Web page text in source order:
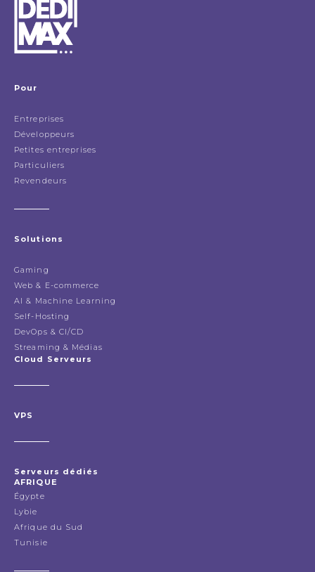
Pour
Entreprises
Développeurs
Petites entreprises
Particuliers
Revendeurs
Solutions
Gaming
Web & E-commerce
AI & Machine Learning
Self-Hosting
DevOps & CI/CD
Streaming & Médias
Cloud Serveurs
VPS
Serveurs dédiés
AFRIQUE
Égypte
Lybie
Afrique du Sud
Tunisie